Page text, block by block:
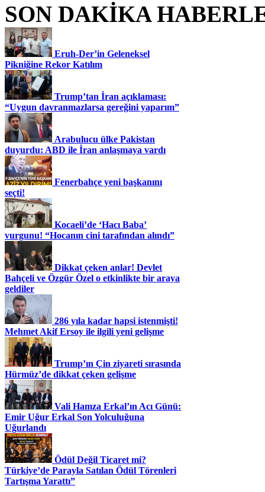
SON DAKİKA
Eruh-Der’in Geleneksel
Pikniğine Rekor Katılım
Trump’tan İran açıklaması:
“Uygun davranmazlarsa gereğini yaparım”
Arabulucu ülke Pakistan
duyurdu: ABD ile İran anlaşmaya vardı
Fenerbahçe yeni başkanını
seçti!
Kocaeli’de ‘Hacı Baba’
vurgunu! “Hocanın cini tarafından alındı”
Dikkat çeken anlar! Devlet
Bahçeli ve Özgür Özel o etkinlikte bir araya
geldiler
286 yıla kadar hapsi istenmişti!
Mehmet Akif Ersoy ile ilgili yeni gelişme
Trump’ın Çin ziyareti sırasında
Hürmüz’de dikkat çeken gelişme
Vali Hamza Erkal’ın Acı Günü:
Emir Uğur Erkal Son Yolculuğuna
Uğurlandı
Ödül Değil Ticaret mi?
Türkiye’de Parayla Satılan Ödül Törenleri
Tartışma Yarattı”